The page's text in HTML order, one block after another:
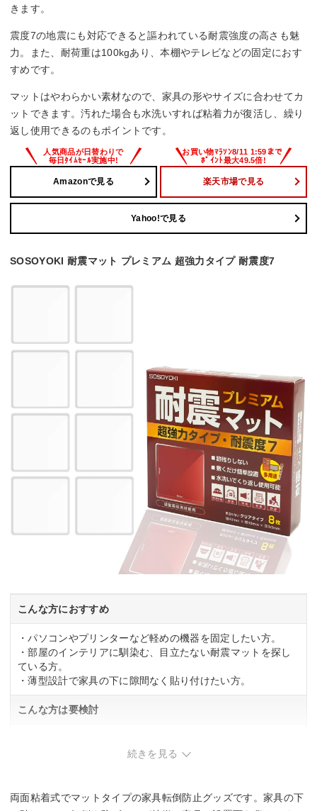
きます。
震度7の地震にも対応できると謳われている耐震強度の高さも魅
力。また、耐荷重は100kgあり、本棚やテレビなどの固定におす
すめです。
マットはやわらかい素材なので、家具の形やサイズに合わせてカ
ットできます。汚れた場合も水洗いすれば粘着力が復活し、繰り
返し使用できるのもポイントです。
Amazonで見る 楽天市場で見る
Yahoo!で見る
SOSOYOKI 耐震マット プレミアム 超強力タイプ 耐震度7
こんな方におすすめ
・パソコンやプリンターなど軽めの機器を固定したい方。
・部屋のインテリアに馴染む、目立たない耐震マットを探し
ている方。
・薄型設計で家具の下に隙間なく貼り付けたい方。
こんな方は要検討
・1枚で大きな家具をしっかり支える必要がある方。
続きを見る
両面粘着式でマットタイプの家具転倒防止グッズです。家具の下